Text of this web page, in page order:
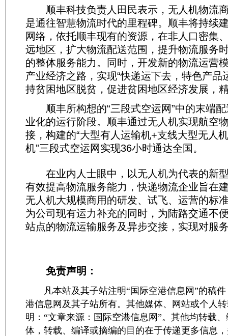
顺丰科技负责人田民表示，无人机物流
是通往智慧物流时代的里程碑。顺丰将持续
网络，依托顺丰现有的资源，在非人口密集
远地区，扩大物流配送范围，提升物流服务
的整体服务能力。同时，开发新的物流运营
产业经济之路，实现“快递运下去，特色产品
持贫困地区脱贫，促进贫困地区经济发展，
顺丰所构想的“三段式空运网”中的末端配
业化的运行阶段。顺丰通过无人机实现航空
接，构建的“大型有人运输机+支线大型无人
机”三段式空运网实现36小时通达全国。
在业内人士眼中，以无人机为代表的新
有效提高物流服务能力，快递物流企业旨在
无人机大规模商用的研发、试飞、运营的标
为公司现有运力补充的同时，为陆路交通不
站点的物流运输服务及异步交接，实现对服
免责声明：
凡本站及其子站注明“国际空港信息网”的稿件
港信息网及其子站所有。其他媒体、网站或个人
明：“文章来源：国际空港信息网”。其他均转载
体，转载、编译或摘编的目的在于传递更多信息